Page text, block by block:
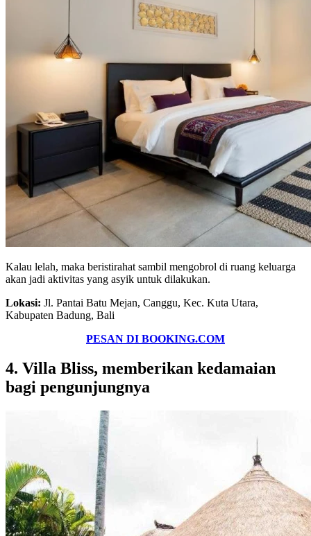
Kalau lelah, maka beristirahat sambil mengobrol di ruang keluarga
akan jadi aktivitas yang asyik untuk dilakukan.
Lokasi: Jl. Pantai Batu Mejan, Canggu, Kec. Kuta Utara,
Kabupaten Badung, Bali
PESAN DI BOOKING.COM
4. Villa Bliss, memberikan kedamaian
bagi pengunjungnya